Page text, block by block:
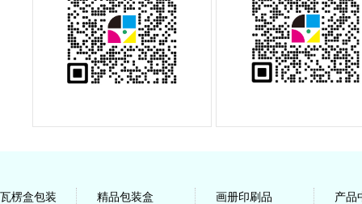
瓦楞盒包装 精品包装盒 画册印刷品 产品